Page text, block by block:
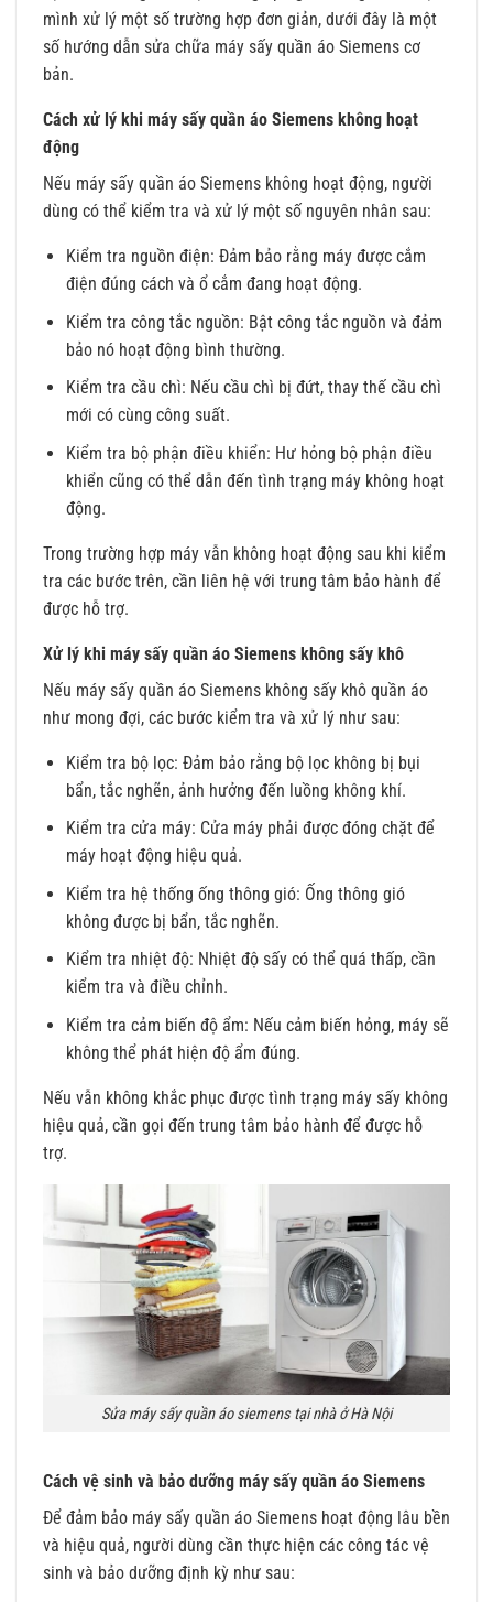
mình xử lý một số trường hợp đơn giản, dưới đây là một
số hướng dẫn sửa chữa máy sấy quần áo Siemens cơ
bản.
Cách xử lý khi máy sấy quần áo Siemens không hoạt
động
Nếu máy sấy quần áo Siemens không hoạt động, người
dùng có thể kiểm tra và xử lý một số nguyên nhân sau:
Kiểm tra nguồn điện: Đảm bảo rằng máy được cắm
điện đúng cách và ổ cắm đang hoạt động.
Kiểm tra công tắc nguồn: Bật công tắc nguồn và đảm
bảo nó hoạt động bình thường.
Kiểm tra cầu chì: Nếu cầu chì bị đứt, thay thế cầu chì
mới có cùng công suất.
Kiểm tra bộ phận điều khiển: Hư hỏng bộ phận điều
khiển cũng có thể dẫn đến tình trạng máy không hoạt
động.
Trong trường hợp máy vẫn không hoạt động sau khi kiểm
tra các bước trên, cần liên hệ với trung tâm bảo hành để
được hỗ trợ.
Xử lý khi máy sấy quần áo Siemens không sấy khô
Nếu máy sấy quần áo Siemens không sấy khô quần áo
như mong đợi, các bước kiểm tra và xử lý như sau:
Kiểm tra bộ lọc: Đảm bảo rằng bộ lọc không bị bụi
bẩn, tắc nghẽn, ảnh hưởng đến luồng không khí.
Kiểm tra cửa máy: Cửa máy phải được đóng chặt để
máy hoạt động hiệu quả.
Kiểm tra hệ thống ống thông gió: Ống thông gió
không được bị bẩn, tắc nghẽn.
Kiểm tra nhiệt độ: Nhiệt độ sấy có thể quá thấp, cần
kiểm tra và điều chỉnh.
Kiểm tra cảm biến độ ẩm: Nếu cảm biến hỏng, máy sẽ
không thể phát hiện độ ẩm đúng.
Nếu vẫn không khắc phục được tình trạng máy sấy không
hiệu quả, cần gọi đến trung tâm bảo hành để được hỗ
trợ.
Sửa máy sấy quần áo siemens tại nhà ở Hà Nội
Cách vệ sinh và bảo dưỡng máy sấy quần áo Siemens
Để đảm bảo máy sấy quần áo Siemens hoạt động lâu bền
và hiệu quả, người dùng cần thực hiện các công tác vệ
sinh và bảo dưỡng định kỳ như sau: